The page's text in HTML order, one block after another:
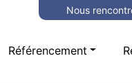
Nous
Référencement